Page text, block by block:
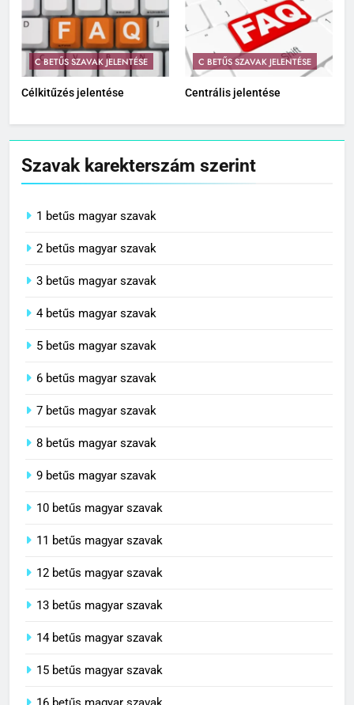
C BETŰS SZAVAK JELENTÉSE
Célkitűzés jelentése
C BETŰS SZAVAK JELENTÉSE
Centrális jelentése
Szavak karekterszám szerint
1 betűs magyar szavak
2 betűs magyar szavak
3 betűs magyar szavak
4 betűs magyar szavak
5 betűs magyar szavak
6 betűs magyar szavak
7 betűs magyar szavak
8 betűs magyar szavak
9 betűs magyar szavak
10 betűs magyar szavak
11 betűs magyar szavak
12 betűs magyar szavak
13 betűs magyar szavak
14 betűs magyar szavak
15 betűs magyar szavak